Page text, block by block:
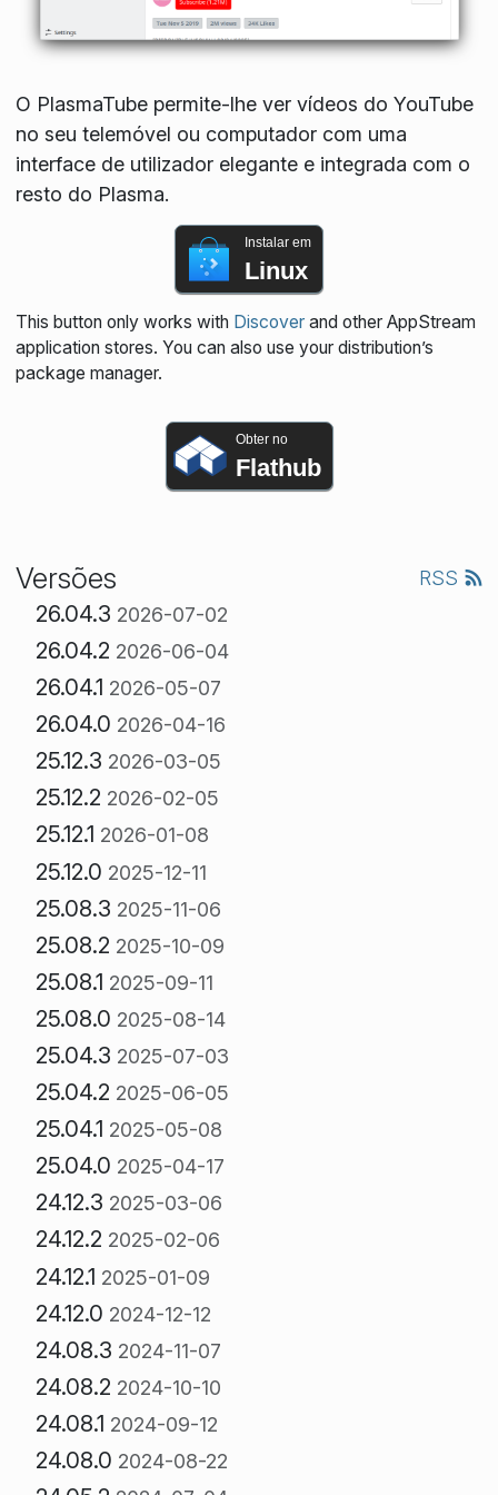
O PlasmaTube permite-lhe ver vídeos do YouTube
no seu telemóvel ou computador com uma
interface de utilizador elegante e integrada com o
resto do Plasma.
Instalar em
Linux
This button only works with Discoverand other AppStream
application stores. You can also use your distribution’s
package manager.
Obter no
Flathub
Versões RSS
26.04.3 2026-07-02
26.04.2 2026-06-04
26.04.1 2026-05-07
26.04.0 2026-04-16
25.12.3 2026-03-05
25.12.2 2026-02-05
25.12.1 2026-01-08
25.12.0 2025-12-11
25.08.3 2025-11-06
25.08.2 2025-10-09
25.08.1 2025-09-11
25.08.0 2025-08-14
25.04.3 2025-07-03
25.04.2 2025-06-05
25.04.1 2025-05-08
25.04.0 2025-04-17
24.12.3 2025-03-06
24.12.2 2025-02-06
24.12.1 2025-01-09
24.12.0 2024-12-12
24.08.3 2024-11-07
24.08.2 2024-10-10
24.08.1 2024-09-12
24.08.0 2024-08-22